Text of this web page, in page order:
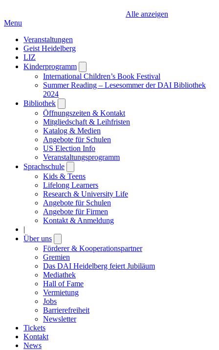
Alle anzeigen
Menu
Veranstaltungen
Geist Heidelberg
LIZ
Kinderprogramm
submenu
International Children’s Book Festival
Summer Reading – Lesesommer der DAI Bibliothek
2024
Bibliothek
submenu
Öffnungszeiten & Kontakt
Mitgliedschaft & Leihfristen
Katalog & Medien
Angebote für Schulen
US Election Info
Veranstaltungsprogramm
Sprachschule
submenu
Kids & Teens
Lifelong Learners
Research & University Life
Angebote für Schulen
Angebote für Firmen
Kontakt & Anmeldung
|
Über uns
submenu
Förderer & Kooperationspartner
Gremien
Das DAI Heidelberg feiert Jubiläum
Mediathek
Hall of Fame
Vermietung
Jobs
Barrierefreiheit
Newsletter
Tickets
Kontakt
News